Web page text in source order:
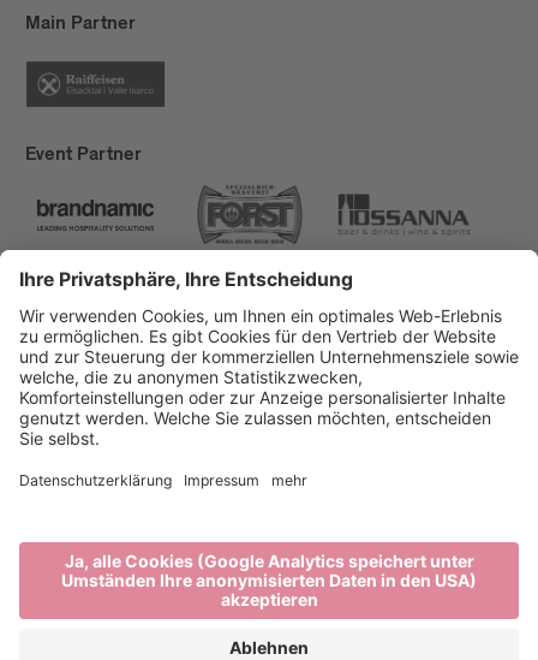
Main Partner
Event Partner
Brixen Tourismus
Privacy
Impressum
Förderungen
produced by